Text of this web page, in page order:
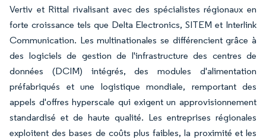
Vertiv et Rittal rivalisant avec des spécialistes régionaux en
forte croissance tels que Delta Electronics, SITEM et Interlink
Communication. Les multinationales se différencient grâce à
des logiciels de gestion de l'infrastructure des centres de
données (DCIM) intégrés, des modules d'alimentation
préfabriqués et une logistique mondiale, remportant des
appels d'offres hyperscale qui exigent un approvisionnement
standardisé et de haute qualité. Les entreprises régionales
exploitent des bases de coûts plus faibles, la proximité et les